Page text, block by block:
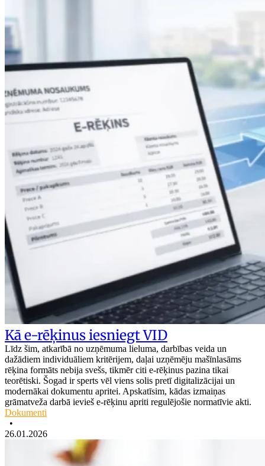
Kā e-rēķinus iesniegt VID
Līdz šim, atkarībā no uzņēmuma lieluma, darbības veida un
dažādiem individuāliem kritērijem, daļai uzņēmēju mašīnlasāms
rēķina formāts nebija svešs, tikmēr citi e-rēķinus pazina tikai
teorētiski. Šogad ir sperts vēl viens solis pretī digitalizācijai un
modernākai dokumentu apritei. Apskatīsim, kādas izmaiņas
grāmatveža darbā ievieš e-rēķinu apriti regulējošie normatīvie akti.
Dokumenti
•
26.01.2026